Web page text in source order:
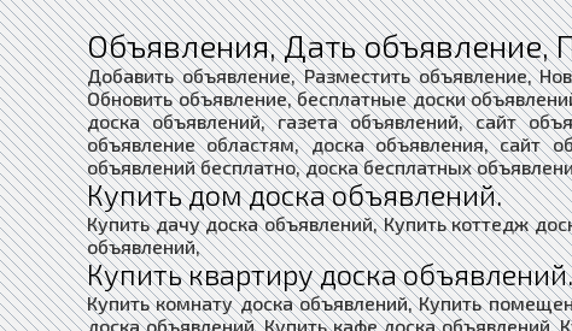
Объявления, Дать объявление,
Добавить объявление, Разместить объявление,
Обновить объявление, бесплатные доски
доска объявлений, газета объявлений, сайт
объявление областям, доска объявления, сайт
объявлений бесплатно, доска бесплатных
Купить дом доска объявлений.
Купить дачу доска объявлений, Купить коттедж
объявлений,
Купить квартиру доска объявлений.
Купить комнату доска объявлений, Купить
доска объявлений, Купить кафе доска объявлений,